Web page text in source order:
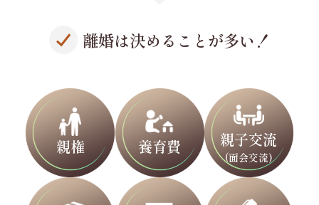
離婚は決めることが多い！
親権 養育費 親子交流
(面会交流)